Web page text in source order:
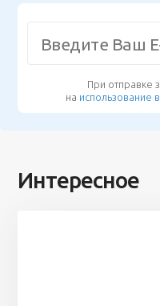
При отправке
на использование
Интересное